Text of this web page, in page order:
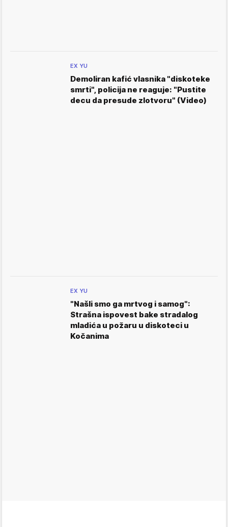
EX YU
Demoliran kafić vlasnika "diskoteke
smrti", policija ne reaguje: "Pustite
decu da presude zlotvoru" (Video)
EX YU
"Našli smo ga mrtvog i samog":
Strašna ispovest bake stradalog
mladića u požaru u diskoteci u
Kočanima